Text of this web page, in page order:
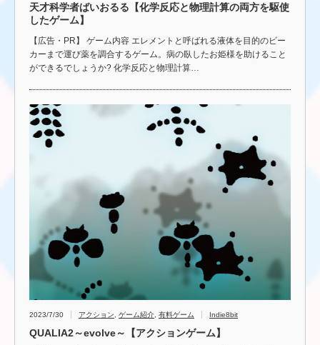
天才科学者ばいおるる【化学反応と物理計算の両方を駆使
したゲーム】
【広告・PR】 ゲーム内容 エレメントと呼ばれる液体を目的のビー
カーまで運び薬を調合するゲーム。病の臥したお姫様を助けること
ができるでしょうか? 化学反応と物理計算…
2023/7/30 アクション ゲーム紹介 有料ゲーム Indie8bit
QUALIA2～evolve～【アクションゲーム】